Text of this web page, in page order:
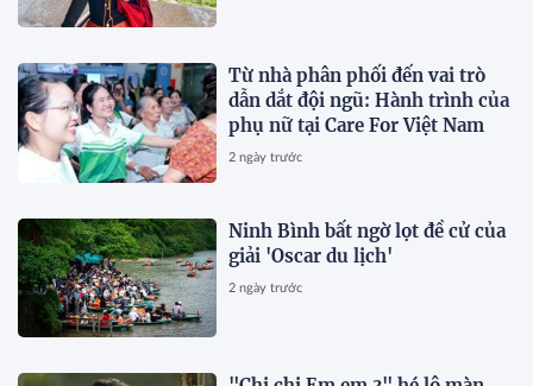
Từ nhà phân phối đến vai trò
dẫn dắt đội ngũ: Hành trình của
phụ nữ tại Care For Việt Nam
2 ngày trước
Ninh Bình bất ngờ lọt đề cử của
giải 'Oscar du lịch'
2 ngày trước